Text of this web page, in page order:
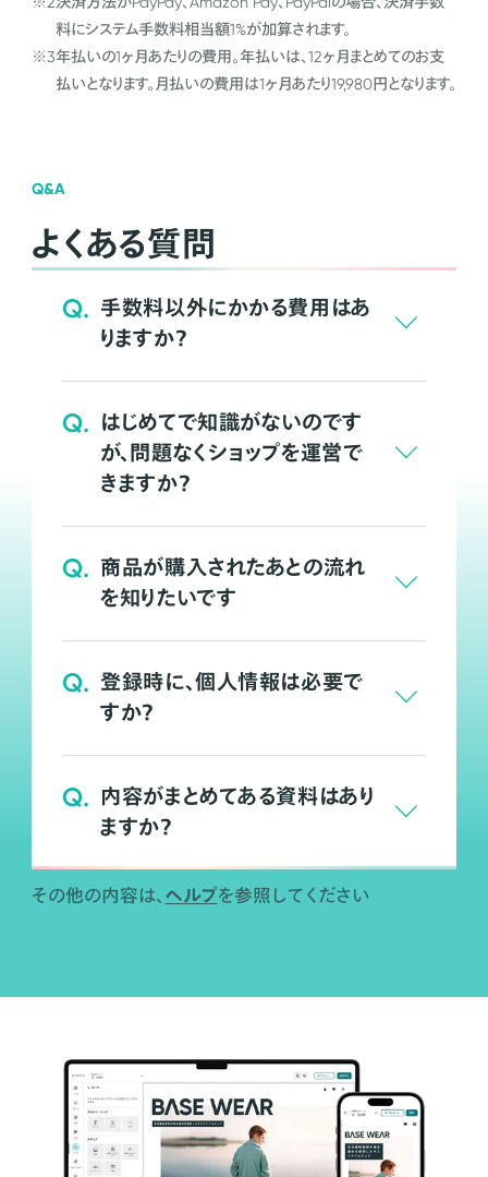
料にシステム手数料相当額1%が加算されます。
※3年払いの1ヶ月あたりの費用。年払いは、12ヶ月まとめてのお支
払いとなります。月払いの費用は1ヶ月あたり19,980円となります。
Q&A
よくある質問
Q. 手数料以外にかかる費用はあ
りますか？
Q. はじめてで知識がないのです
が、問題なくショップを運営で
きますか？
Q. 商品が購入されたあとの流れ
を知りたいです
Q. 登録時に、個人情報は必要で
すか？
Q. 内容がまとめてある資料はあり
ますか？
その他の内容は、 ヘルプを参照してください